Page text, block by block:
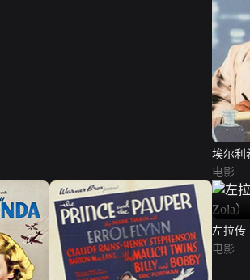
埃尔利
电影
左拉传
Zola）
电影